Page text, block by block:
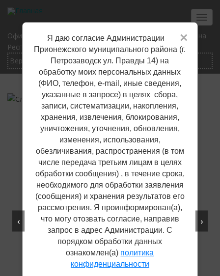
Перейти
основному
содержанию
×
Я даю согласие Администрации
Прионежского муниципального района (г.
Петрозаводск ул. Правды 14) на
обработку моих персональных данных
(ФИО, телефон, е-mail, иные сведения,
указанные в запросе) в целях сбора,
записи, систематизации, накопления,
хранения, извлечения, блокирования,
уничтожения, уточнения, обновления,
изменения, использования,
обезличивания, распространения (в том
числе передача третьим лицам в целях
обработки сообщения) , в течение срока,
необходимого для обработки заявления
(сообщения) и хранения результатов его
рассмотрения. Я проинформирован(а),
что могу отозвать согласие, направив
запрос в адрес Администрации. С
порядком обработки данных
ознакомлен(а) политика
конфиденциальности
Официальный сайт Прионежского муниципального района
Республики Карелия
‹ ›